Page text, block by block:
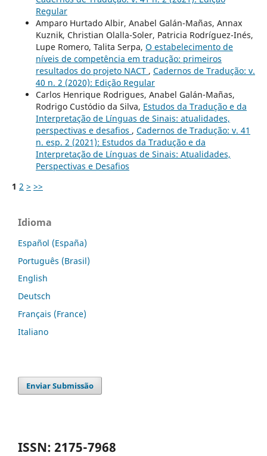
Regular
Amparo Hurtado Albir, Anabel Galán-Mañas, Annax
Kuznik, Christian Olalla-Soler, Patricia Rodríguez-Inés,
Lupe Romero, Talita Serpa, O estabelecimento de
níveis de competência em tradução: primeiros
resultados do projeto NACT , Cadernos de Tradução: v.
40 n. 2 (2020): Edição Regular
Carlos Henrique Rodrigues, Anabel Galán-Mañas,
Rodrigo Custódio da Silva, Estudos da Tradução e da
Interpretação de Línguas de Sinais: atualidades,
perspectivas e desafios , Cadernos de Tradução: v. 41
n. esp. 2 (2021): Estudos da Tradução e da
Interpretação de Línguas de Sinais: Atualidades,
Perspectivas e Desafios
1 2 > >>
Idioma
Español (España)
Português (Brasil)
English
Deutsch
Français (France)
Italiano
Enviar Submissão
ISSN: 2175-7968